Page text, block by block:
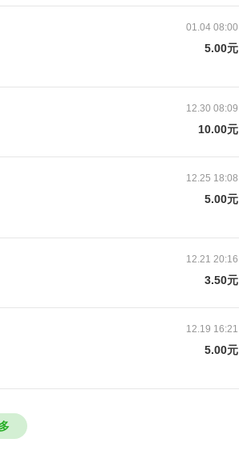
乡镇学校，了解乡镇学校学生情况，包
况及孤儿情况等困境儿童数量作为重点
度，作为辅助评估点；
困境学生发放物资会引起相关问题，项
据学校情况而定。
01.04 08:00
5.00元
12.30 08:09
10.00元
12.25 18:08
5.00元
12.21 20:16
3.50元
12.19 16:21
5.00元